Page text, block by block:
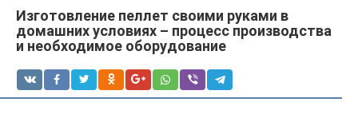
Изготовление пеллет своими руками в
домашних условиях – процесс производства
и необходимое оборудование